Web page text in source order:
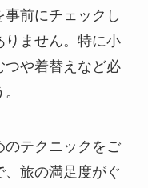
前にチェックし
りません。特に小
つや着替えなど必
のテクニックをご
旅の満足度がぐ